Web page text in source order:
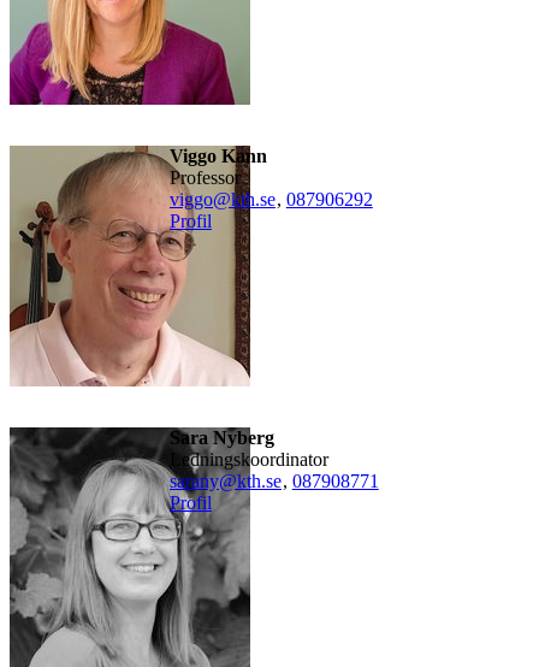
Viggo Kann
professor
viggo@kth.se, 087906292
Profil
Sara Nyberg
ledningskoordinator
sarany@kth.se, 087908771
Profil